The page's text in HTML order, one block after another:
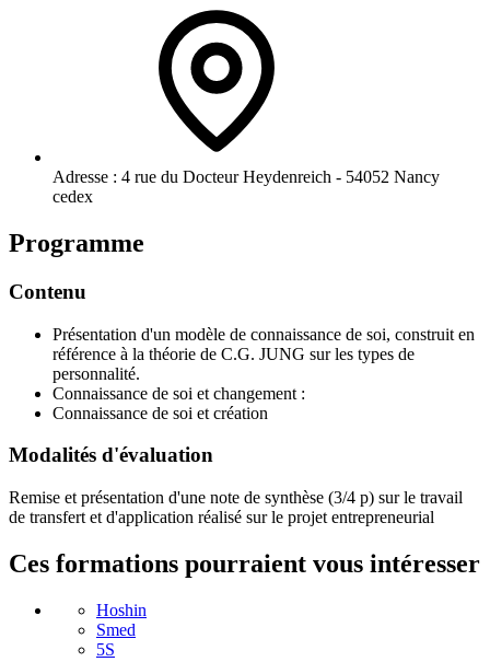
Adresse : 4 rue du Docteur Heydenreich - 54052 Nancy
cedex
Programme
Contenu
Présentation d'un modèle de connaissance de soi, construit en
référence à la théorie de C.G. JUNG sur les types de
personnalité.
Connaissance de soi et changement :
Connaissance de soi et création
Modalités d'évaluation
Remise et présentation d'une note de synthèse (3/4 p) sur le travail
de transfert et d'application réalisé sur le projet entrepreneurial
Ces formations pourraient vous intéresser
Hoshin
Smed
5S